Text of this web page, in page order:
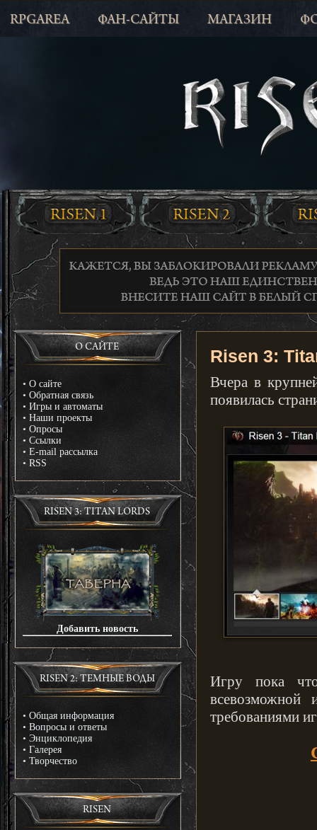
RPGAREA ФАН-САЙТЫ МАГАЗИН
О САЙТЕ
• О сайте
• Обратная связь
• Игры и автоматы
• Наши проекты
• Опросы
• Ссылки
• E-mail рассылка
• RSS
RISEN 3: TITAN LORDS
Добавить новость
RISEN 2: ТЕМНЫЕ ВОДЫ
• Общая информация
• Вопросы и ответы
• Энциклопедия
• Галерея
• Творчество
RISEN
Risen 3:
Вчера в
появилась
Игру пока
требованиями